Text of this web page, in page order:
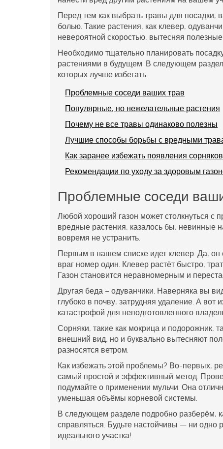
Перед тем как выбрать травы для посадки,
болью. Такие растения, как клевер,
невероятной скоростью, вытесняя полезные
Необходимо тщательно планировать
растениями в будущем. В следующем
которых лучше избегать.
Проблемные соседи ваших трав
Популярные, но нежелательные растения
Почему не все травы одинаково полезны
Лучшие способы борьбы с вредными
Как заранее избежать появления сорняков
Рекомендации по уходу за здоровым
Проблемные соседи
Любой хороший газон может столкнуться с
вредные растения, казалось бы, невинные
вовремя не устранить.
Первым в нашем списке идет клевер. Да, он
враг номер один. Клевер растёт быстро,
Газон становится неравномерным и
Другая беда – одуванчики. Наверняка вы
глубоко в почву, затрудняя удаление. А вот
катастрофой для неподготовленного
Сорняки, такие как мокрица и подорожник,
внешний вид, но и буквально вытесняют
разносятся ветром.
Как избежать этой проблемы? Во-первых,
самый простой и эффективный метод.
подумайте о применении мульчи. Она
уменьшая объёмы корневой системы.
В следующем разделе подробно разберём,
справляться. Будьте настойчивы — ни
идеального участка!